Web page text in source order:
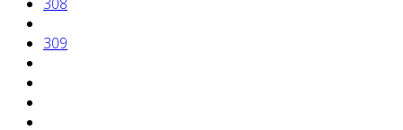
309